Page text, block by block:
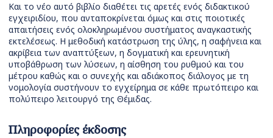
Και το νέο αυτό βιβλίο διαθέτει τις αρετές ενός διδακτικού
εγχειριδίου, που ανταποκρίνεται όμως και στις ποιοτικές
απαιτήσεις ενός ολοκληρωμένου συστήματος αναγκαστικής
εκτελέσεως. Η μεθοδική κατάστρωση της ύλης, η σαφήνεια και
ακρίβεια των αναπτύξεων, η δογματική και ερευνητική
υποβάθρωση των λύσεων, η αίσθηση του ρυθμού και του
μέτρου καθώς και ο συνεχής και αδιάκοπος διάλογος με τη
νομολογία συστήνουν το εγχείρημα σε κάθε πρωτόπειρο και
πολύπειρο λειτουργό της Θέμιδας.
Πληροφορίες έκδοσης